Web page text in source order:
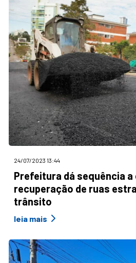
24/07/2023 13:44
Prefeitura dá sequência a
recuperação de ruas
trânsito
leia mais